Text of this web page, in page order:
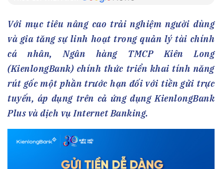
Với mục tiêu nâng cao trải nghiệm người dùng
và gia tăng sự linh hoạt trong quản lý tài chính
cá nhân, Ngân hàng TMCP Kiên Long
(KienlongBank) chính thức triển khai tính năng
rút gốc một phần trước hạn đối với tiền gửi trực
tuyến, áp dụng trên cả ứng dụng KienlongBank
Plus và dịch vụ Internet Banking.